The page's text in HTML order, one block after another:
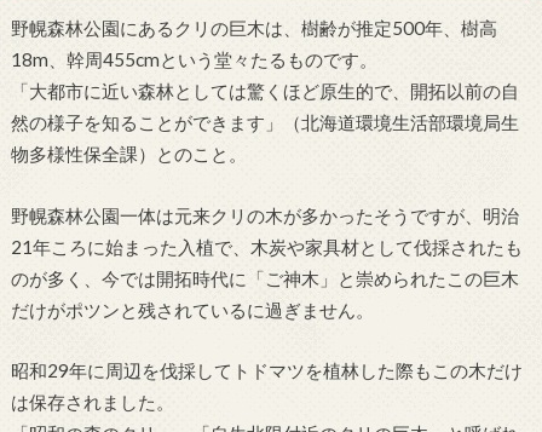
野幌森林公園にあるクリの巨木は、樹齢が推定500年、樹高
18m、幹周455cmという堂々たるものです。
「大都市に近い森林としては驚くほど原生的で、開拓以前の自
然の様子を知ることができます」（北海道環境生活部環境局生
物多様性保全課）とのこと。
野幌森林公園一体は元来クリの木が多かったそうですが、明治
21年ころに始まった入植で、木炭や家具材として伐採されたも
のが多く、今では開拓時代に「ご神木」と崇められたこの巨木
だけがポツンと残されているに過ぎません。
昭和29年に周辺を伐採してトドマツを植林した際もこの木だけ
は保存されました。